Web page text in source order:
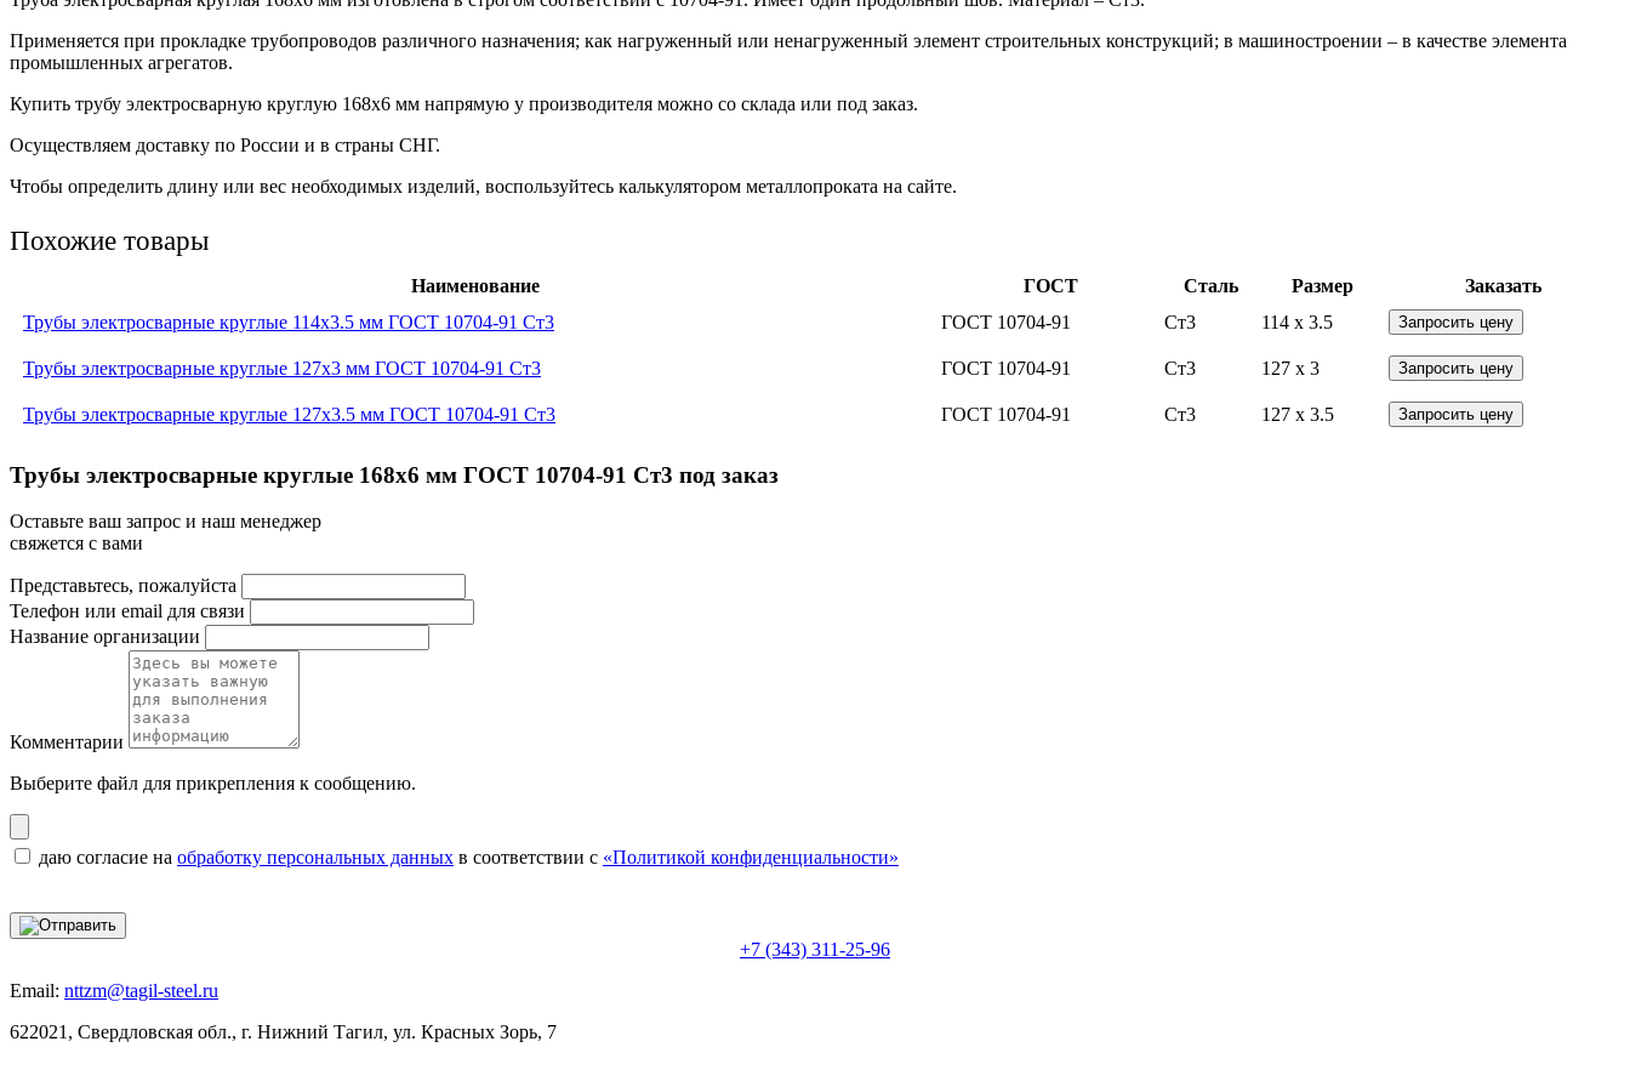
Применяется при прокладке трубопроводов различного назначения; как нагруженный или ненагруженный элемент строительных конструкций; в машиностроении – в качестве элемента
промышленных агрегатов.
Купить трубу электросварную круглую 168х6 мм напрямую у производителя можно со склада или под заказ.
Осуществляем доставку по России и в страны СНГ.
Чтобы определить длину или вес необходимых изделий, воспользуйтесь калькулятором металлопроката на сайте.
Похожие товары
Наименование ГОСТ Сталь Размер
Заказать
Трубы электросварные круглые 114x3.5 мм ГОСТ 10704-91 Ст3
ГОСТ 10704-91 Ст3 114 x 3.5 Запросить цену
Трубы электросварные круглые 127x3 мм ГОСТ 10704-91 Ст3 ГОСТ 10704-91 Ст3 127 x 3 Запросить цену
Трубы электросварные круглые 127x3.5 мм ГОСТ 10704-91 Ст3 ГОСТ 10704-91 Ст3 127 x 3.5 Запросить цену
Трубы электросварные круглые 168x6 мм ГОСТ 10704-91 Ст3 под заказ
Оставьте ваш запрос и наш менеджер
свяжется с вами
Представьтесь, пожалуйста
Телефон или email для связи
Название организации
Комментарии
Выберите файл для прикрепления к сообщению.
даю согласие на обработку персональных данных в соответствии с «Политикой конфиденциальности»
+7 (343) 311-25-96
Email: nttzm@tagil-steel.ru
622021, Свердловская обл., г. Нижний Тагил, ул. Красных Зорь, 7